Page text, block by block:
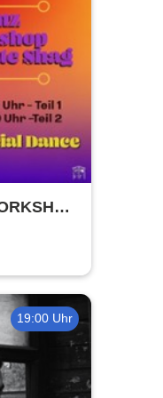
Weiss
19:00 Uhr